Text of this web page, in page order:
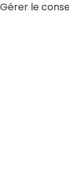
Gérer le